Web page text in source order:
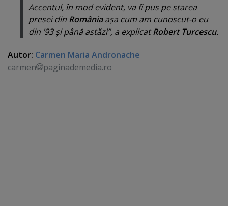
Accentul, în mod evident, va fi pus pe starea
presei din Româniaaşa cum am cunoscut-o eu
din ’93 şi până astăzi”, a explicatRobert Turcescu.
Autor: Carmen Maria Andronache
carmen
paginademedia.ro